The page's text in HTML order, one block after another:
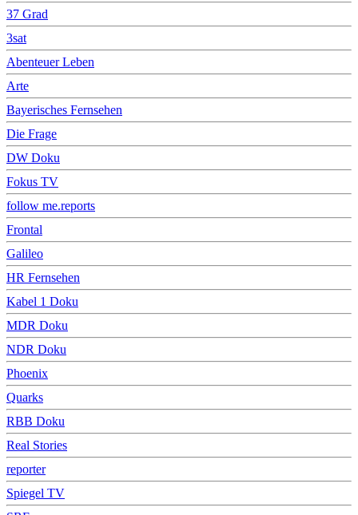
37 Grad
3sat
Abenteuer Leben
Arte
Bayerisches Fernsehen
Die Frage
DW Doku
Fokus TV
follow me.reports
Frontal
Galileo
HR Fernsehen
Kabel 1 Doku
MDR Doku
NDR Doku
Phoenix
Quarks
RBB Doku
Real Stories
reporter
Spiegel TV